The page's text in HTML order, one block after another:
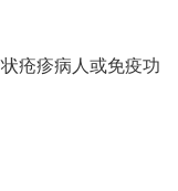
疮疹病人或免疫功